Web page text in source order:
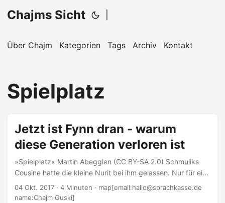
Chajms Sicht
Über Chajm Kategorien Tags Archiv Kontakt
Spielplatz
Jetzt ist Fynn dran - warum
diese Generation verloren ist
»Spielplatz« Martin Abegglen (CC BY-SA 2.0) Schmuliks
Cousine hatte die kleine Nurit bei ihm gelassen. Nur für ein
paar Tage. Deshalb war der Spielplatz neben der
Synagoge sein neuer Wirkungsraum. Immerhin gab es dort
04 Okt. 2017 · 4 Minuten · map[email:hallo@sprachkasse.de
name:Chajm Guski]